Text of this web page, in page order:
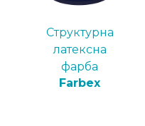
Структурна
латексна
фарба
Farbex